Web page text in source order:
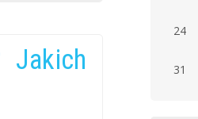
Jakich
24
31